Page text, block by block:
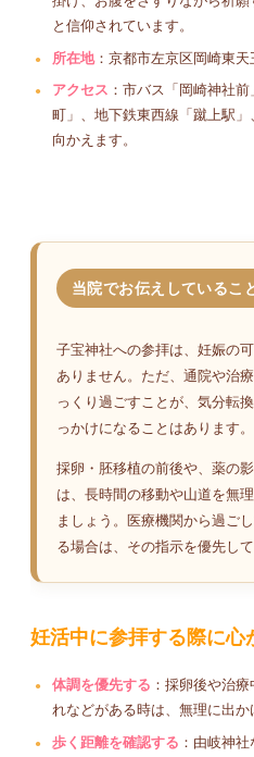
と信仰されています。
所在地：京都市左京区岡崎東天
アクセス ：市バス「岡崎神社
町」、地下鉄東西線「蹴上駅
向かえます。
当院でお伝えしているこ
子宝神社への参拝は、妊娠の
ありません。ただ、通院や治
っくり過ごすことが、気分転
っかけになることはあります。
採卵・胚移植の前後や、薬の
は、長時間の移動や山道を無
ましょう。医療機関から過ご
る場合は、その指示を優先して
妊活中に参拝する際に心
体調を優先する ：採卵後や治
れなどがある時は、無理に出か
歩く距離を確認する ：由岐神